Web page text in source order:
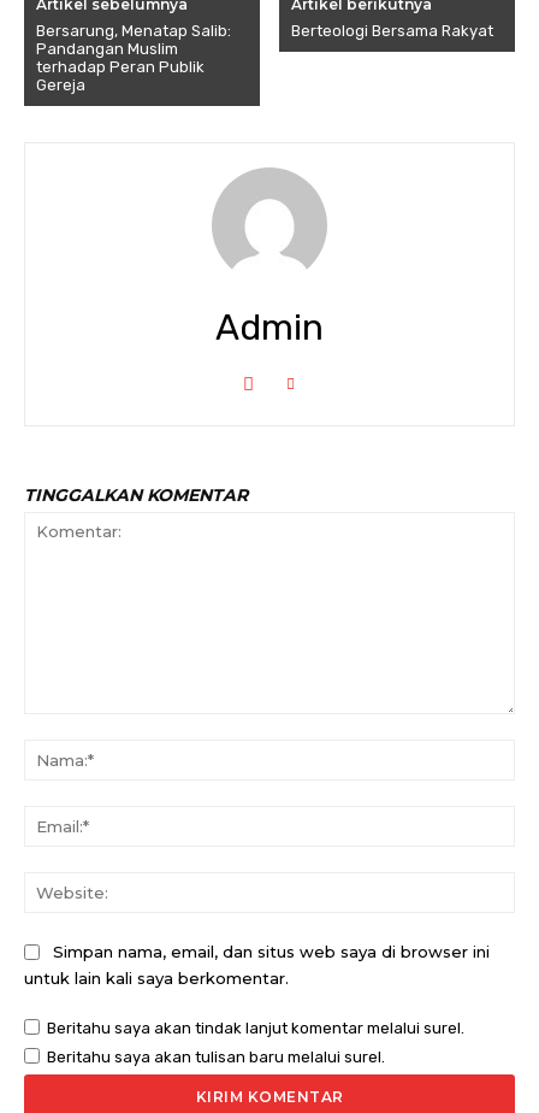
Artikel sebelumnya
Bersarung, Menatap Salib:
Pandangan Muslim
terhadap Peran Publik
Gereja
Artikel berikutnya
Berteologi Bersama Rakyat
Admin
TINGGALKAN KOMENTAR
Simpan nama, email, dan situs web saya di browser ini
untuk lain kali saya berkomentar.
Beritahu saya akan tindak lanjut komentar melalui surel.
Beritahu saya akan tulisan baru melalui surel.